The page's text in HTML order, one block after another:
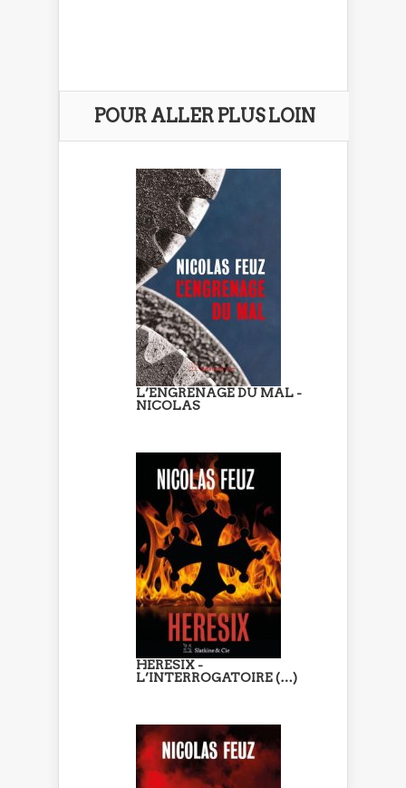
POUR ALLER PLUS LOIN
L’ENGRENAGE DU MAL -
NICOLAS
HERESIX -
L’INTERROGATOIRE (…)